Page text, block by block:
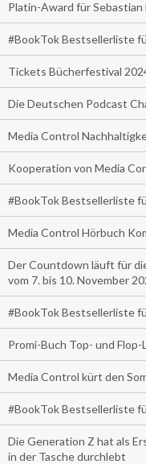
Platin-Award für Sebastian
#BookTok Bestsellerliste
Tickets Bücherfestival
Die Deutschen Podcast
Media Control
Kooperation von Media
#BookTok Bestsellerliste
Media Control Hörbuch
Der Countdown läuft für
vom 7. bis 10. November
#BookTok Bestsellerliste
Promi-Buch Top- und
Media Control kürt den
#BookTok Bestsellerliste
Die Generation Z hat als
in der Tasche durchlebt